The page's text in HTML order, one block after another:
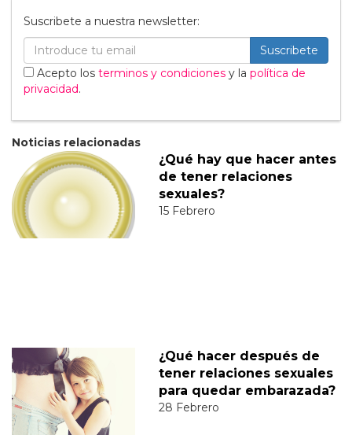
Suscribete a nuestra newsletter:
Suscribete
Acepto los terminos y condiciones y la política de
privacidad.
Noticias relacionadas
¿Qué hay que hacer antes
de tener relaciones
sexuales?
15 Febrero
¿Qué hacer después de
tener relaciones sexuales
para quedar embarazada?
28 Febrero